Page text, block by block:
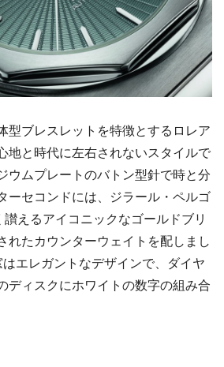
型ブレスレットを特徴とするロレア
地と時代に左右されないスタイルで
ウムプレートのバトン型針で時と分
ーセコンドには、ジラール・ペルゴ
えるアイコニックなゴールドブリ
れたカウンターウェイトを配しまし
エレガントなデザインで、ダイヤ
ディスクにホワイトの数字の組み合